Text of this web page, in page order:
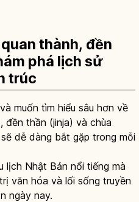
thành, đền
phá lịch sử
trúc
muốn tìm hiểu sâu hơn về
đền thần (jinja) và chùa
dễ dàng bắt gặp trong mỗi
lịch Nhật Bản nổi tiếng mà
văn hóa và lối sống truyền
ngày nay.